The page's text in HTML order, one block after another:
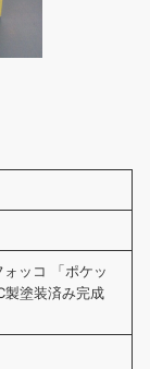
ッコ 「ポケッ
製塗装済み完成